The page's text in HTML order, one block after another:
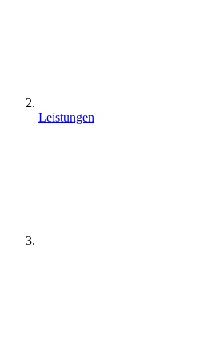
Leistungen